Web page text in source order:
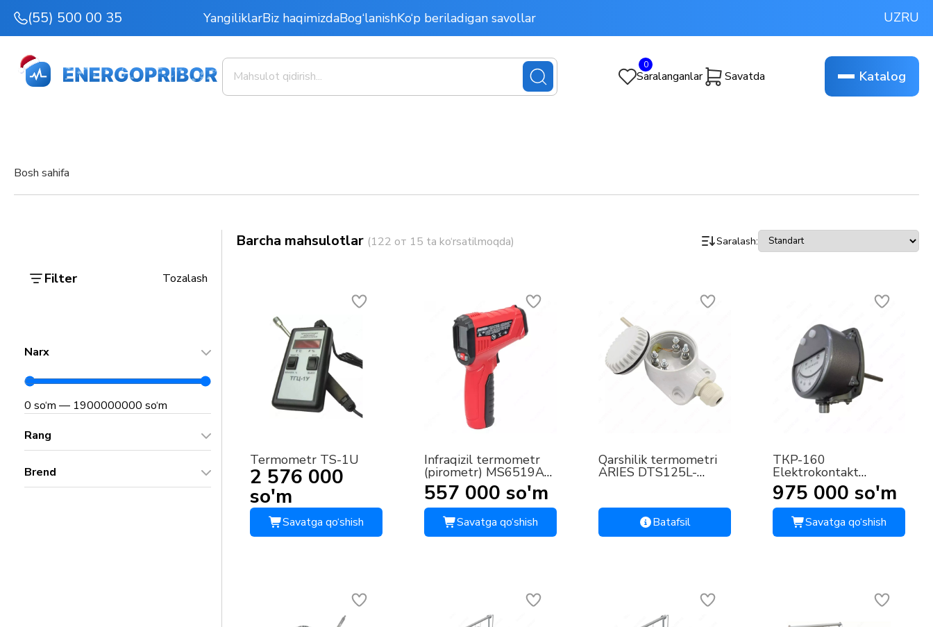
(55) 500 00 35 YangiliklarBiz haqimizdaBog‘lanishKo‘p beriladigan savollar UZRU
Saralanganlar
0
Savatda Katalog
Bosh sahifa
Filter Tozalash
Narx
0 so‘m — 1900000000 so‘m
Rang
Brend
Barcha mahsulotlar (122 от 15 ta ko‘rsatilmoqda) Saralash:
Termometr TS-1U
2 576 000
so'm
Savatga qo‘shish
Infraqizil termometr
(pirometr) MS6519A
EKF Expert
557 000 so'm
Savatga qo‘shish
Qarshilik termometri
ARIES DTS125L-
Batafsil
TКP-160
Elektrokontakt
termometr
975 000 so'm
Savatga qo‘shish